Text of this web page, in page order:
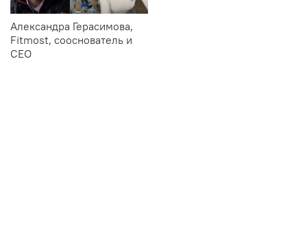
Александра Герасимова,
Fitmost, сооснователь и
CEO